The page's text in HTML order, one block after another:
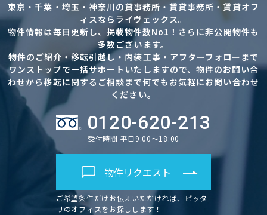
東京・千葉・埼玉・神奈川の貸事務所・賃貸事務所・賃貸オフ
ィスならライヴェックス。
物件情報は毎日更新し、掲載物件数No1！さらに非公開物件も
多数ございます。
物件のご紹介・移転引越し・内装工事・アフターフォローまで
ワンストップで一括サポートいたしますので、物件のお問い合
わせから移転に関するご相談まで何でもお気軽にお問い合わせ
ください。
0120-620-213
受付時間 平日9:00～18:00
物件リクエスト
ご希望条件だけお伝えいただければ、ピッタ
リのオフィスをお探しします！